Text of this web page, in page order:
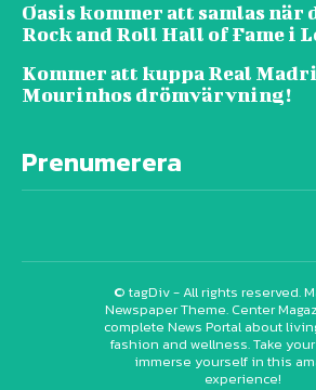
Oasis kommer att samlas när
Rock and Roll Hall of Fame i
Kommer att kuppa Real
Mourinhos drömvärvning!
Prenumerera
© tagDiv - All rights reserved.
Newspaper Theme. Center
complete News Portal about
fashion and wellness. Take
immerse yourself in this
experience!